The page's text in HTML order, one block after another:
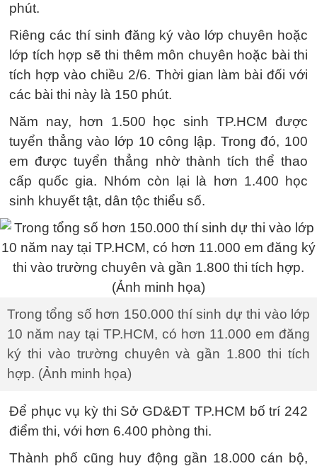
phút.
Riêng các thí sinh đăng ký vào lớp chuyên hoặc
lớp tích hợp sẽ thi thêm môn chuyên hoặc bài thi
tích hợp vào chiều 2/6. Thời gian làm bài đối với
các bài thi này là 150 phút.
Năm nay, hơn 1.500 học sinh TP.HCM được
tuyển thẳng vào lớp 10 công lập. Trong đó, 100
em được tuyển thẳng nhờ thành tích thể thao
cấp quốc gia. Nhóm còn lại là hơn 1.400 học
sinh khuyết tật, dân tộc thiểu số.
Trong tổng số hơn 150.000 thí sinh dự thi vào lớp
10 năm nay tại TP.HCM, có hơn 11.000 em đăng
ký thi vào trường chuyên và gần 1.800 thi tích
hợp. (Ảnh minh họa)
Để phục vụ kỳ thi Sở GD&ĐT TP.HCM bố trí 242
điểm thi, với hơn 6.400 phòng thi.
Thành phố cũng huy động gần 18.000 cán bộ,